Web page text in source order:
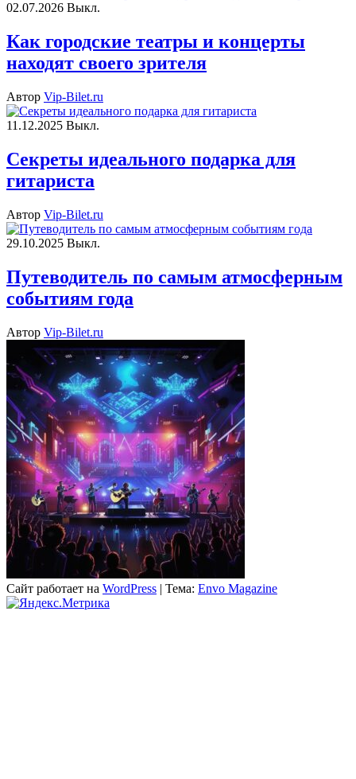
02.07.2026 Выкл.
Как городские театры и концерты
находят своего зрителя
Автор Vip-Bilet.ru
11.12.2025 Выкл.
Секреты идеального подарка для
гитариста
Автор Vip-Bilet.ru
29.10.2025 Выкл.
Путеводитель по самым атмосферным
событиям года
Автор Vip-Bilet.ru
Сайт работает на WordPress | Тема: Envo Magazine